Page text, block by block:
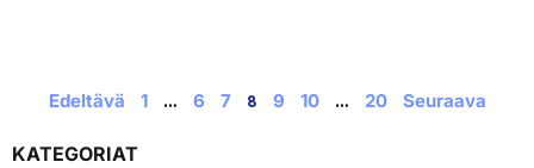
Edeltävä 1 … 6 7 8 9 10 … 20 Seuraava
KATEGORIAT